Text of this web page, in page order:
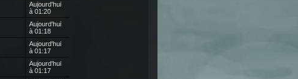
Aujourd'hui
à 01:20
Aujourd'hui
à 01:18
Aujourd'hui
à 01:17
Aujourd'hui
à 01:17